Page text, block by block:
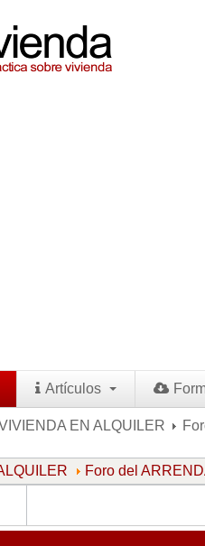
Artículos
EN ALQUILER
Foro del